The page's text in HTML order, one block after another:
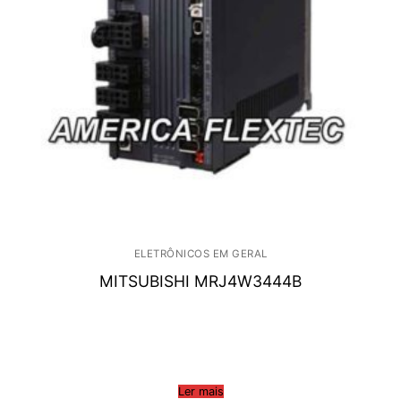
ELETRÔNICOS EM GERAL
MITSUBISHI MRJ4W3444B
Ler mais